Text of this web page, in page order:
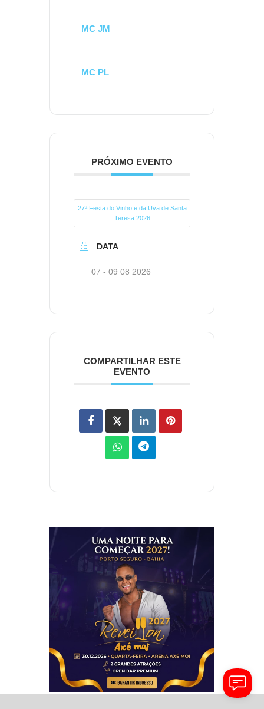
MC JM
MC PL
PRÓXIMO EVENTO
27ª Festa do Vinho e da Uva de Santa
Teresa 2026
DATA
07 - 09 08 2026
COMPARTILHAR ESTE
EVENTO